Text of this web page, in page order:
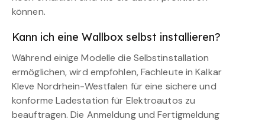
können.
Kann ich eine Wallbox selbst installieren?
Während einige Modelle die Selbstinstallation
ermöglichen, wird empfohlen, Fachleute in Kalkar
Kleve Nordrhein-Westfalen für eine sichere und
konforme Ladestation für Elektroautos zu
beauftragen. Die Anmeldung und Fertigmeldung